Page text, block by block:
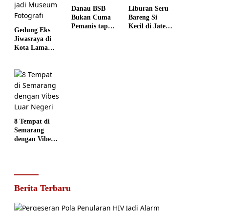
Gedung Eks
Jiwasraya di
Kota Lama
jadi Museum
Fotografi
Danau BSB
Bukan Cuma
Pemanis tapi
Liburan Seru
Bareng Si
Kecil di Jateng
8 Tempat di
Semarang
dengan Vibes
Berita Terbaru